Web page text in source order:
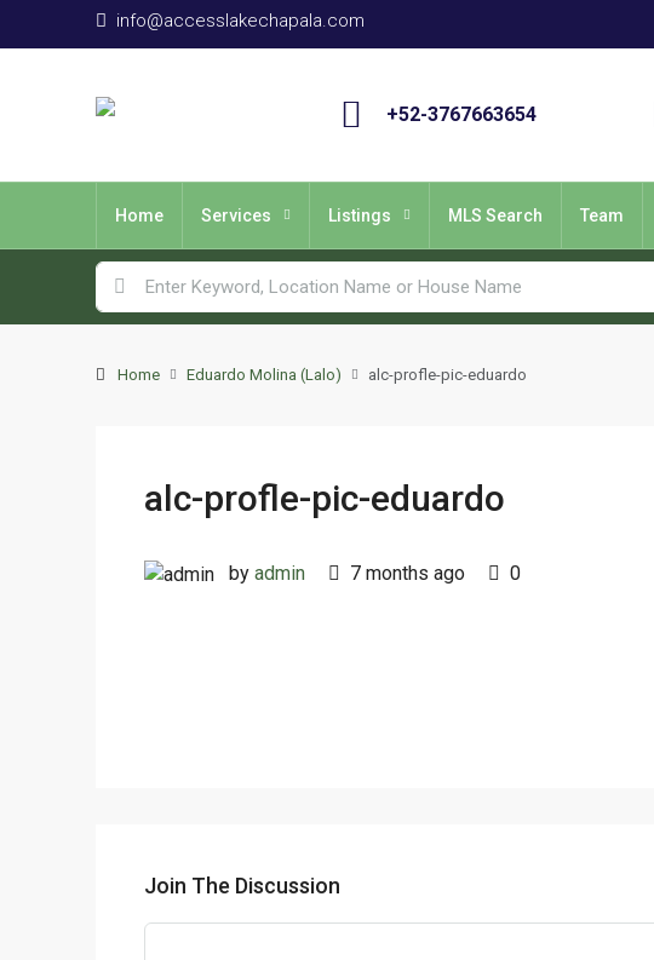
info@accesslakechapala.com
+52-3767663654
Home Services Listings MLS Search Team
Home Eduardo Molina (Lalo) alc-profle-pic-eduardo
alc-profle-pic-eduardo
by admin 7 months ago 0
Join The Discussion